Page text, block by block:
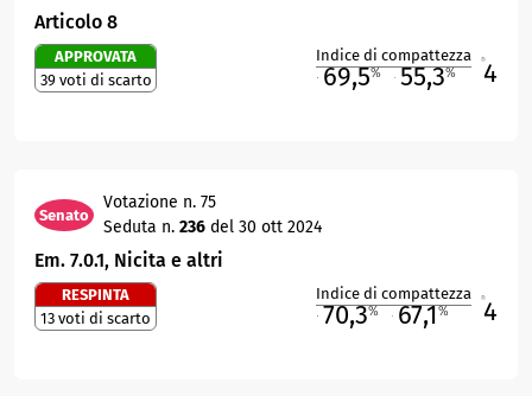
Articolo 8
APPROVATA
39 voti di scarto
Indice di compattezza
69,5% 55,3% 4
Senato
Votazione n. 75
Seduta n. 236 del 30 ott 2024
Em. 7.0.1, Nicita e altri
RESPINTA
13 voti di scarto
Indice di compattezza
70,3% 67,1% 4